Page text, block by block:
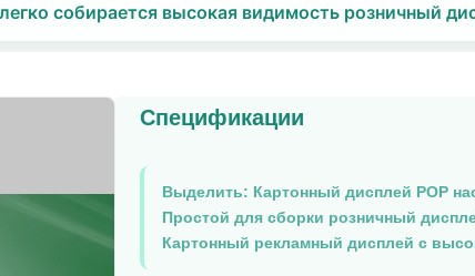
собирается высокая видимость розничный
Спецификации
Выделить: Картонный дисплей POP
Простой для сборки розничный
Картонный рекламный дисплей с